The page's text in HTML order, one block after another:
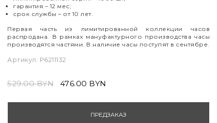
гарантия – 12 мес;
срок службы – от 10 лет.
Первая часть из лимитированной коллекции часов
распродана. В рамках мануфактурного производства часы
производятся частями. В наличие часы поступят в сентябре.
Артикул: P6211132
529.00 BYN 476.00 BYN
ПРЕДЗАКАЗ